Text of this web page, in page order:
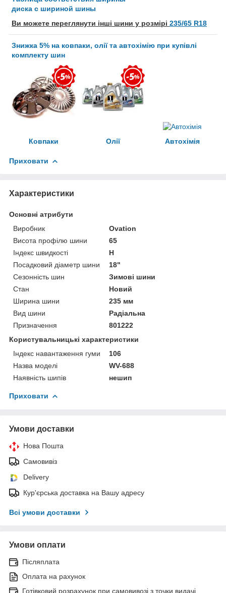
диска с шириной шины
Ви можете переглянути інші шини у розмірі 235/65 R18
Знижка 5% на ковпаки, олії та автохімію при купівлі
комплекту шин
Ковпаки Олії Автохімія
Приховати
Характеристики
Основні атрибути
Виробник
Ovation
Висота профілю шини
65
Індекс швидкості
H
Посадковий діаметр шини
18"
Сезонність шин
Зимові шини
Стан
Новий
Ширина шини
235 мм
Вид шини
Радіальна
Призначення
801222
Користувальницькі характеристики
Індекс навантаження гуми
106
Назва моделі
WV-688
Наявність шипів
нешип
Приховати
Умови доставки
Нова Пошта
Самовивіз
Delivery
Кур'єрська доставка на Вашу адресу
Всі умови доставки
Умови оплати
Післяплата
Оплата на рахунок
Готівковий розрахунок при самовивозі з точки видачі